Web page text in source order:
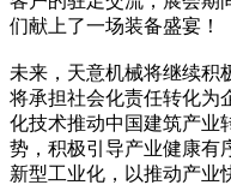
们献上了一场装备盛宴！
未来，天意机械将继续积
将承担社会化责任转化为
化技术推动中国建筑产业
势，积极引导产业健康有
新型工业化，以推动产业